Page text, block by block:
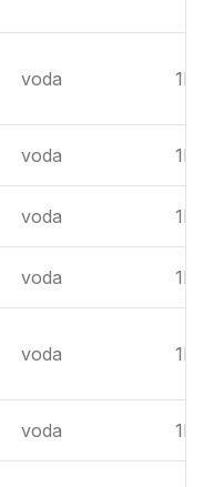
voda 1PP
voda 1PP
voda 1NP
voda 1NP
voda 1NP
voda 1NP